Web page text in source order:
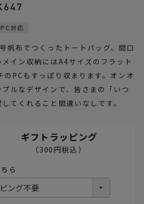
対応
帆布でつくったトートバッグ。間口
イン収納にはA4サイズのフラット
のPCもすっぽり収まります。オンオ
ルなデザインで、皆さまの「いつ
てくれること間違いなしです。
ギフトラッピング